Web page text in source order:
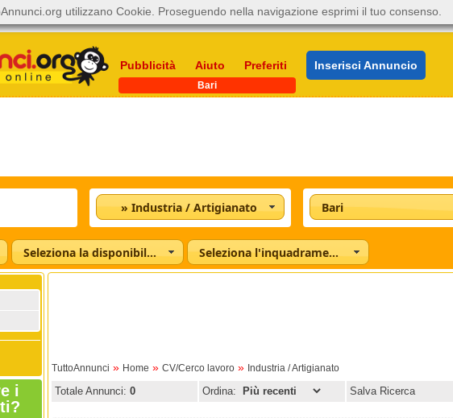
Pubblicità Aiuto Preferiti Inserisci Annuncio
Bari
» Industria / Artigianato Bari
Seleziona la disponibilità Seleziona l'inquadramento
i
TuttoAnnunci » Home » CV/Cerco lavoro » Industria / Artigianato
Totale Annunci: 0 Ordina: Salva Ricerca
utilizzano Cookie. Proseguendo nella navigazione esprimi il tuo consenso.